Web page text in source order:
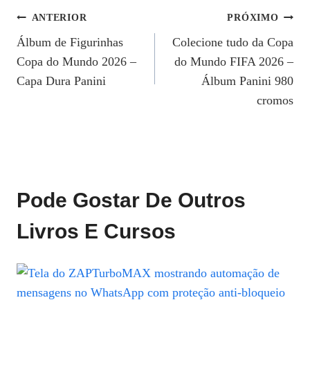
Navegação
De
Post
ANTERIOR
Álbum de Figurinhas
Copa do Mundo 2026 –
Capa Dura Panini
PRÓXIMO
Colecione tudo da Copa
do Mundo FIFA 2026 –
Álbum Panini 980
cromos
Pode Gostar De Outros
Livros E Cursos